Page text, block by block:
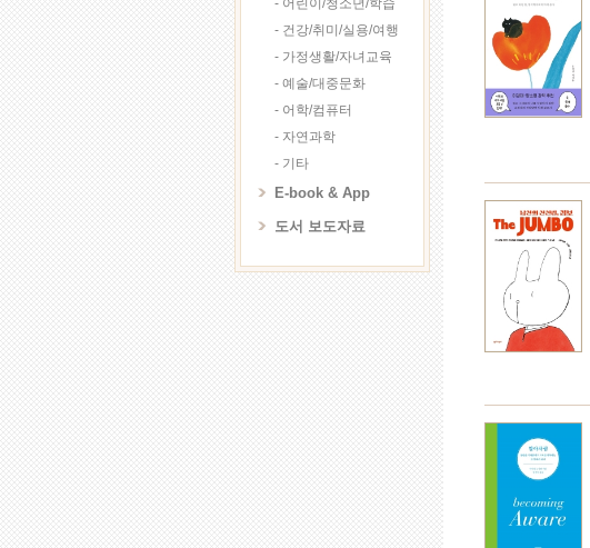
- 어린이/청소년/학습
- 건강/취미/실용/여행
- 가정생활/자녀교육
- 예술/대중문화
- 어학/컴퓨터
- 자연과학
- 기타
E-book & App
도서 보도자료